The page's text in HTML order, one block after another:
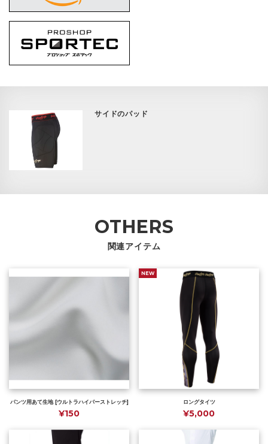
サイドのパッド
OTHERS
関連アイテム
パンツ用あて生地 [ウルトラハイパーストレッチ]
¥150
NEW
ロングタイツ
¥5,000